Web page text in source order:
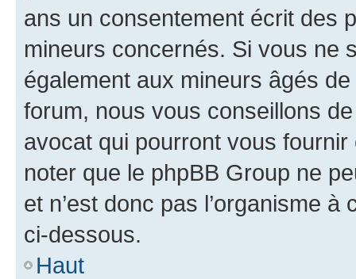
ans un consentement écrit des
mineurs concernés. Si vous ne
également aux mineurs âgés
forum, nous vous conseillons
avocat qui pourront vous
noter que le phpBB Group ne
et n’est donc pas l’organisme
ci-dessous.
Haut